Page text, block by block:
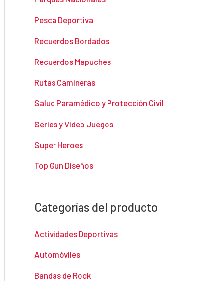
Pesca Deportiva
Recuerdos Bordados
Recuerdos Mapuches
Rutas Camineras
Salud Paramédico y Protección Civil
Series y Video Juegos
Super Heroes
Top Gun Diseños
Categorías del producto
Actividades Deportivas
Automóviles
Bandas de Rock